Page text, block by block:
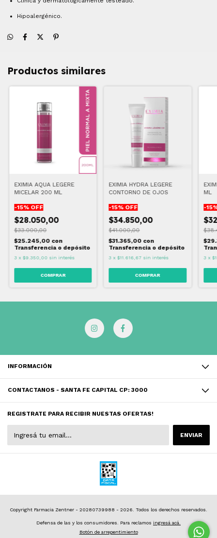
Hipoalergénico.
Productos similares
EXIMIA AQUA LEGERE
MICELAR 200 ML
-15% OFF
$28.050,00
$33.000,00
$25.245,00 con
Transferencia o depósito
3 x $9.350,00 sin interés
EXIMIA HYDRA LEGERE
CONTORNO DE OJOS
-15% OFF
$34.850,00
$41.000,00
$31.365,00 con
Transferencia o depósito
3 x $11.616,67 sin interés
ML
-15
3 x
INFORMACIÓN
CONTACTANOS - SANTA FE CAPITAL CP: 3000
REGISTRATE PARA RECIBIR NUESTAS OFERTAS!
Copyright Farmacia Zentner - 20280739988 - 2026. Todos los derechos reservados.
Defensa de las y los consumidores. Para reclamos ingresá acá.
Botón de arrepentimiento